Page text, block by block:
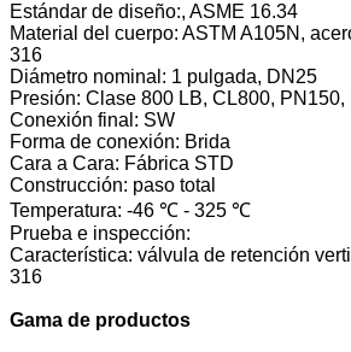
Estándar de diseño:, ASME 16.34
Material del cuerpo: ASTM A105N,
316
Diámetro nominal: 1 pulgada, DN25
Presión: Clase 800 LB, CL800, PN150,
Conexión final: SW
Forma de conexión: Brida
Cara a Cara: Fábrica STD
Construcción: paso total
Temperatura: -46 ℃ - 325 ℃
Prueba e inspección:
Característica: válvula de retención
316
Gama de productos